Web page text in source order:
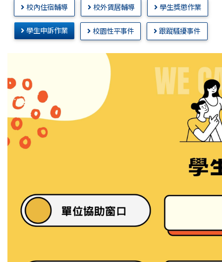
校內住宿輔導 校外賃居輔導 學生獎懲作業
學生申訴作業 校園性平事件 跟蹤騷擾事件